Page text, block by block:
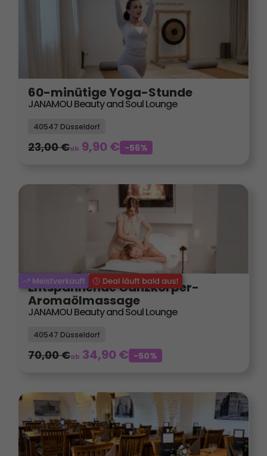
60-minütige Yoga-Stunde
JANAMOU Beauty and Soul Lounge
40547 Düsseldorf
23,00€ab 9,90€ -56%
Entspannende Ganzkörper-
Aromaölmassage
JANAMOU Beauty and Soul Lounge
40547 Düsseldorf
70,00€ab 34,90€ -50%